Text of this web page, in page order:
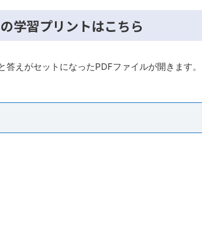
学習プリントはこちら
えがセットになったPDFファイルが開きます。